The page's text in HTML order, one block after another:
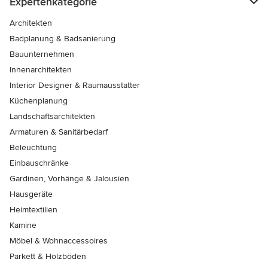
Architekten
Badplanung & Badsanierung
Bauunternehmen
Innenarchitekten
Interior Designer & Raumausstatter
Küchenplanung
Landschaftsarchitekten
Armaturen & Sanitärbedarf
Beleuchtung
Einbauschränke
Gardinen, Vorhänge & Jalousien
Hausgeräte
Heimtextilien
Kamine
Möbel & Wohnaccessoires
Parkett & Holzböden